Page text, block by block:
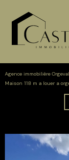
Agence immobilière Orgeval
Maison 118 m a louer a